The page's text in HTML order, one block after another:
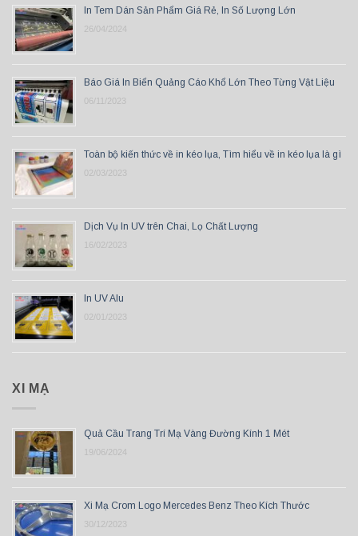
In Tem Dán Sản Phẩm Giá Rẻ, In Số Lượng Lớn
26/04/2024
Báo Giá In Biển Quảng Cáo Khổ Lớn Theo Từng Vật Liệu
06/11/2023
Toàn bộ kiến thức về in kéo lụa, Tìm hiểu về in kéo lụa là gì
02/03/2023
Dịch Vụ In UV trên Chai, Lọ Chất Lượng
16/02/2023
In UV Alu
02/01/2023
XI MẠ
Quả Cầu Trang Trí Mạ Vàng Đường Kính 1 Mét
19/06/2024
Xi Mạ Crom Logo Mercedes Benz Theo Kích Thước
30/12/2023